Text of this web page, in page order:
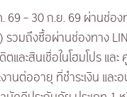
69 – 30 ก.ย. 69 ผ่านช่อ
วมถึงซื้อผ่านช่องทาง
และสินเชื่อในโฮมโปร แ
านต่ออายุ ที่ชำระเงิน แล